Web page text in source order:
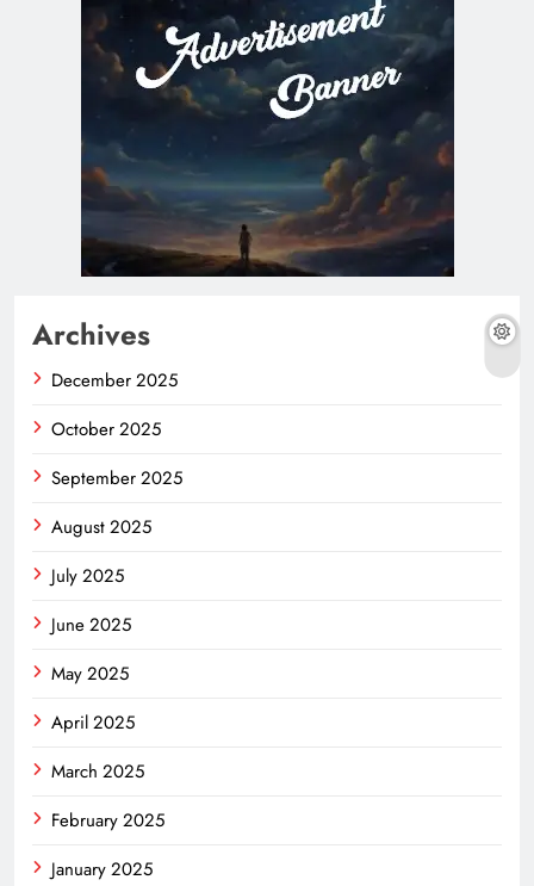
Archives
December 2025
October 2025
September 2025
August 2025
July 2025
June 2025
May 2025
April 2025
March 2025
February 2025
January 2025